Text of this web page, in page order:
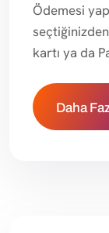
Ödemesi
seçtiğinizden
kartı ya da
Daha